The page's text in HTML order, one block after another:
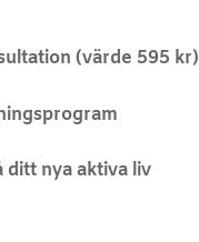
(värde 595 kr)
ditt nya aktiva liv